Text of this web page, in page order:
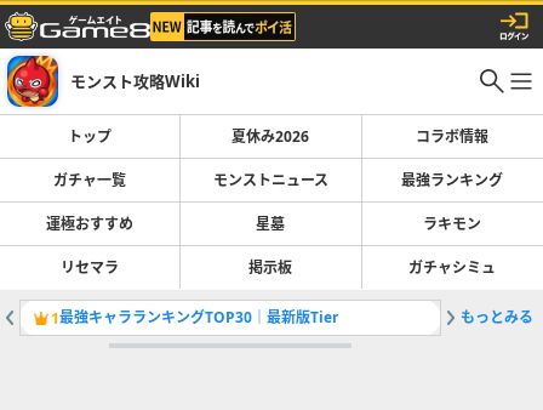
モンスト攻略Wiki
トップ 夏休み2026 コラボ情報
ガチャ一覧 モンストニュース 最強ランキング
運極おすすめ 星墓 ラキモン
リセマラ 掲示板 ガチャシミュ
1最強キャラランキングTOP30｜最新版Tier 2フレン
もっとみる